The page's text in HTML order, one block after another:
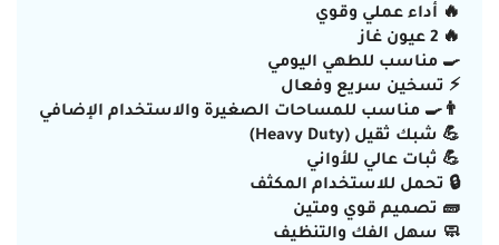
🔥 أداء عملي وقوي
🔥 2 عيون غاز
🍳 مناسب للطهي اليومي
⚡ تسخين سريع وفعال
👨‍🍳 مناسب للمساحات الصغيرة والاستخدام الإضافي
💪 شبك ثقيل (Heavy Duty)
💪 ثبات عالي للأواني
🔒 تحمل للاستخدام المكثف
🧱 تصميم قوي ومتين
🧼 سهل الفك والتنظيف